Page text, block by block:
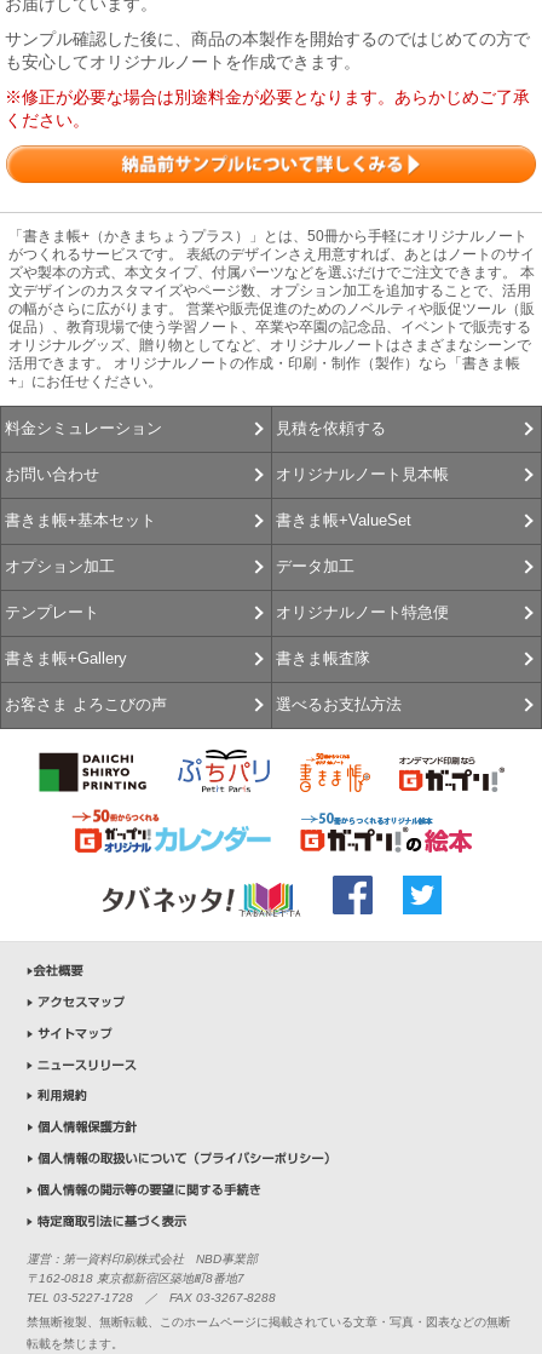
お届けしています。
サンプル確認した後に、商品の本製作を開始するのではじめての方で
も安心してオリジナルノートを作成できます。
※修正が必要な場合は別途料金が必要となります。あらかじめご了承
ください。
「書きま帳+（かきまちょうプラス）」とは、50冊から手軽にオリジナルノート
がつくれるサービスです。 表紙のデザインさえ用意すれば、あとはノートのサイ
ズや製本の方式、本文タイプ、付属パーツなどを選ぶだけでご注文できます。 本
文デザインのカスタマイズやページ数、オプション加工を追加することで、活用
の幅がさらに広がります。 営業や販売促進のためのノベルティや販促ツール（販
促品）、教育現場で使う学習ノート、卒業や卒園の記念品、イベントで販売する
オリジナルグッズ、贈り物としてなど、オリジナルノートはさまざまなシーンで
活用できます。 オリジナルノートの作成・印刷・制作（製作）なら「書きま帳
+」にお任せください。
料金シミュレーション 見積を依頼する
お問い合わせ オリジナルノート見本帳
書きま帳+基本セット 書きま帳+ValueSet
オプション加工 データ加工
テンプレート オリジナルノート特急便
書きま帳+Gallery 書きま帳査隊
お客さま よろこびの声 選べるお支払方法
運営：第一資料印刷株式会社 NBD事業部
〒162-0818 東京都新宿区築地町8番地7
TEL 03-5227-1728 ／ FAX 03-3267-8288
禁無断複製、無断転載、このホームページに掲載されている文章・写真・図表などの無断
転載を禁じます。